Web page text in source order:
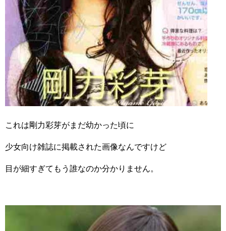
これは剛力彩芽がまだ幼かった頃に
少女向け雑誌に掲載された画像なんですけど
目が細すぎてもう誰なのか分かりません。